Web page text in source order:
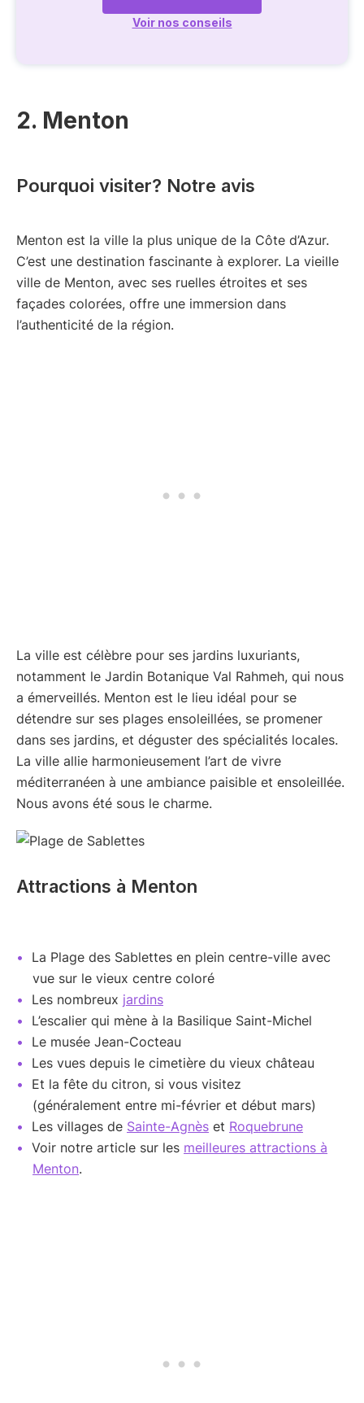
Voir nos conseils
2. Menton
Pourquoi visiter? Notre avis
Menton est la ville la plus unique de la Côte d’Azur.
C’est une destination fascinante à explorer. La vieille
ville de Menton, avec ses ruelles étroites et ses
façades colorées, offre une immersion dans
l’authenticité de la région.
La ville est célèbre pour ses jardins luxuriants,
notamment le Jardin Botanique Val Rahmeh, qui nous
a émerveillés. Menton est le lieu idéal pour se
détendre sur ses plages ensoleillées, se promener
dans ses jardins, et déguster des spécialités locales.
La ville allie harmonieusement l’art de vivre
méditerranéen à une ambiance paisible et ensoleillée.
Nous avons été sous le charme.
Attractions à Menton
La Plage des Sablettes en plein centre-ville avec
vue sur le vieux centre coloré
Les nombreux jardins
L’escalier qui mène à la Basilique Saint-Michel
Le musée Jean-Cocteau
Les vues depuis le cimetière du vieux château
Et la fête du citron, si vous visitez
(généralement entre mi-février et début mars)
Les villages de Sainte-Agnès et Roquebrune
Voir notre article sur les meilleures attractions à
Menton.